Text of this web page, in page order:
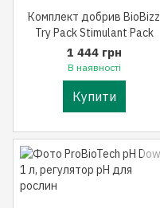
Комплект добрив BioBizz
Try Pack Stimulant Pack
1 444 грн
В наявності
Купити